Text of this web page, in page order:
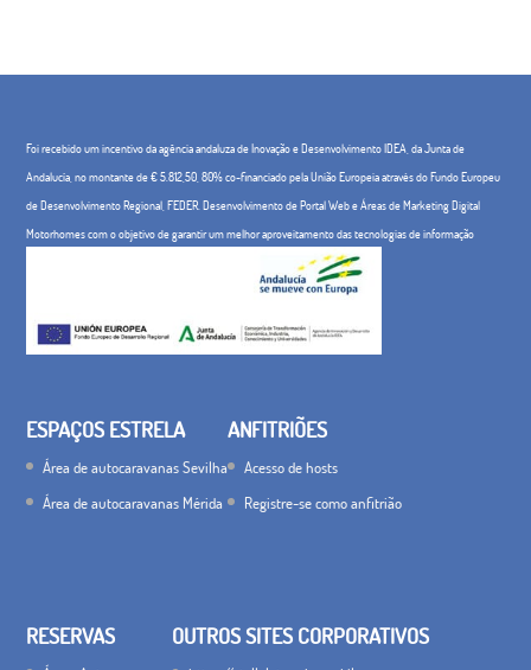
Foi recebido um incentivo da agência andaluza de Inovação e Desenvolvimento IDEA, da Junta de
Andalucía, no montante de € 5.812,50, 80% co-financiado pela União Europeia através do Fundo Europeu
de Desenvolvimento Regional, FEDER. Desenvolvimento de Portal Web e Áreas de Marketing Digital
Motorhomes com o objetivo de garantir um melhor aproveitamento das tecnologias de informação
ESPAÇOS ESTRELA
Área de autocaravanas Sevilha
Área de autocaravanas Mérida
ANFITRIÕES
Acesso de hosts
Registre-se como anfitrião
RESERVAS OUTROS SITES CORPORATIVOS